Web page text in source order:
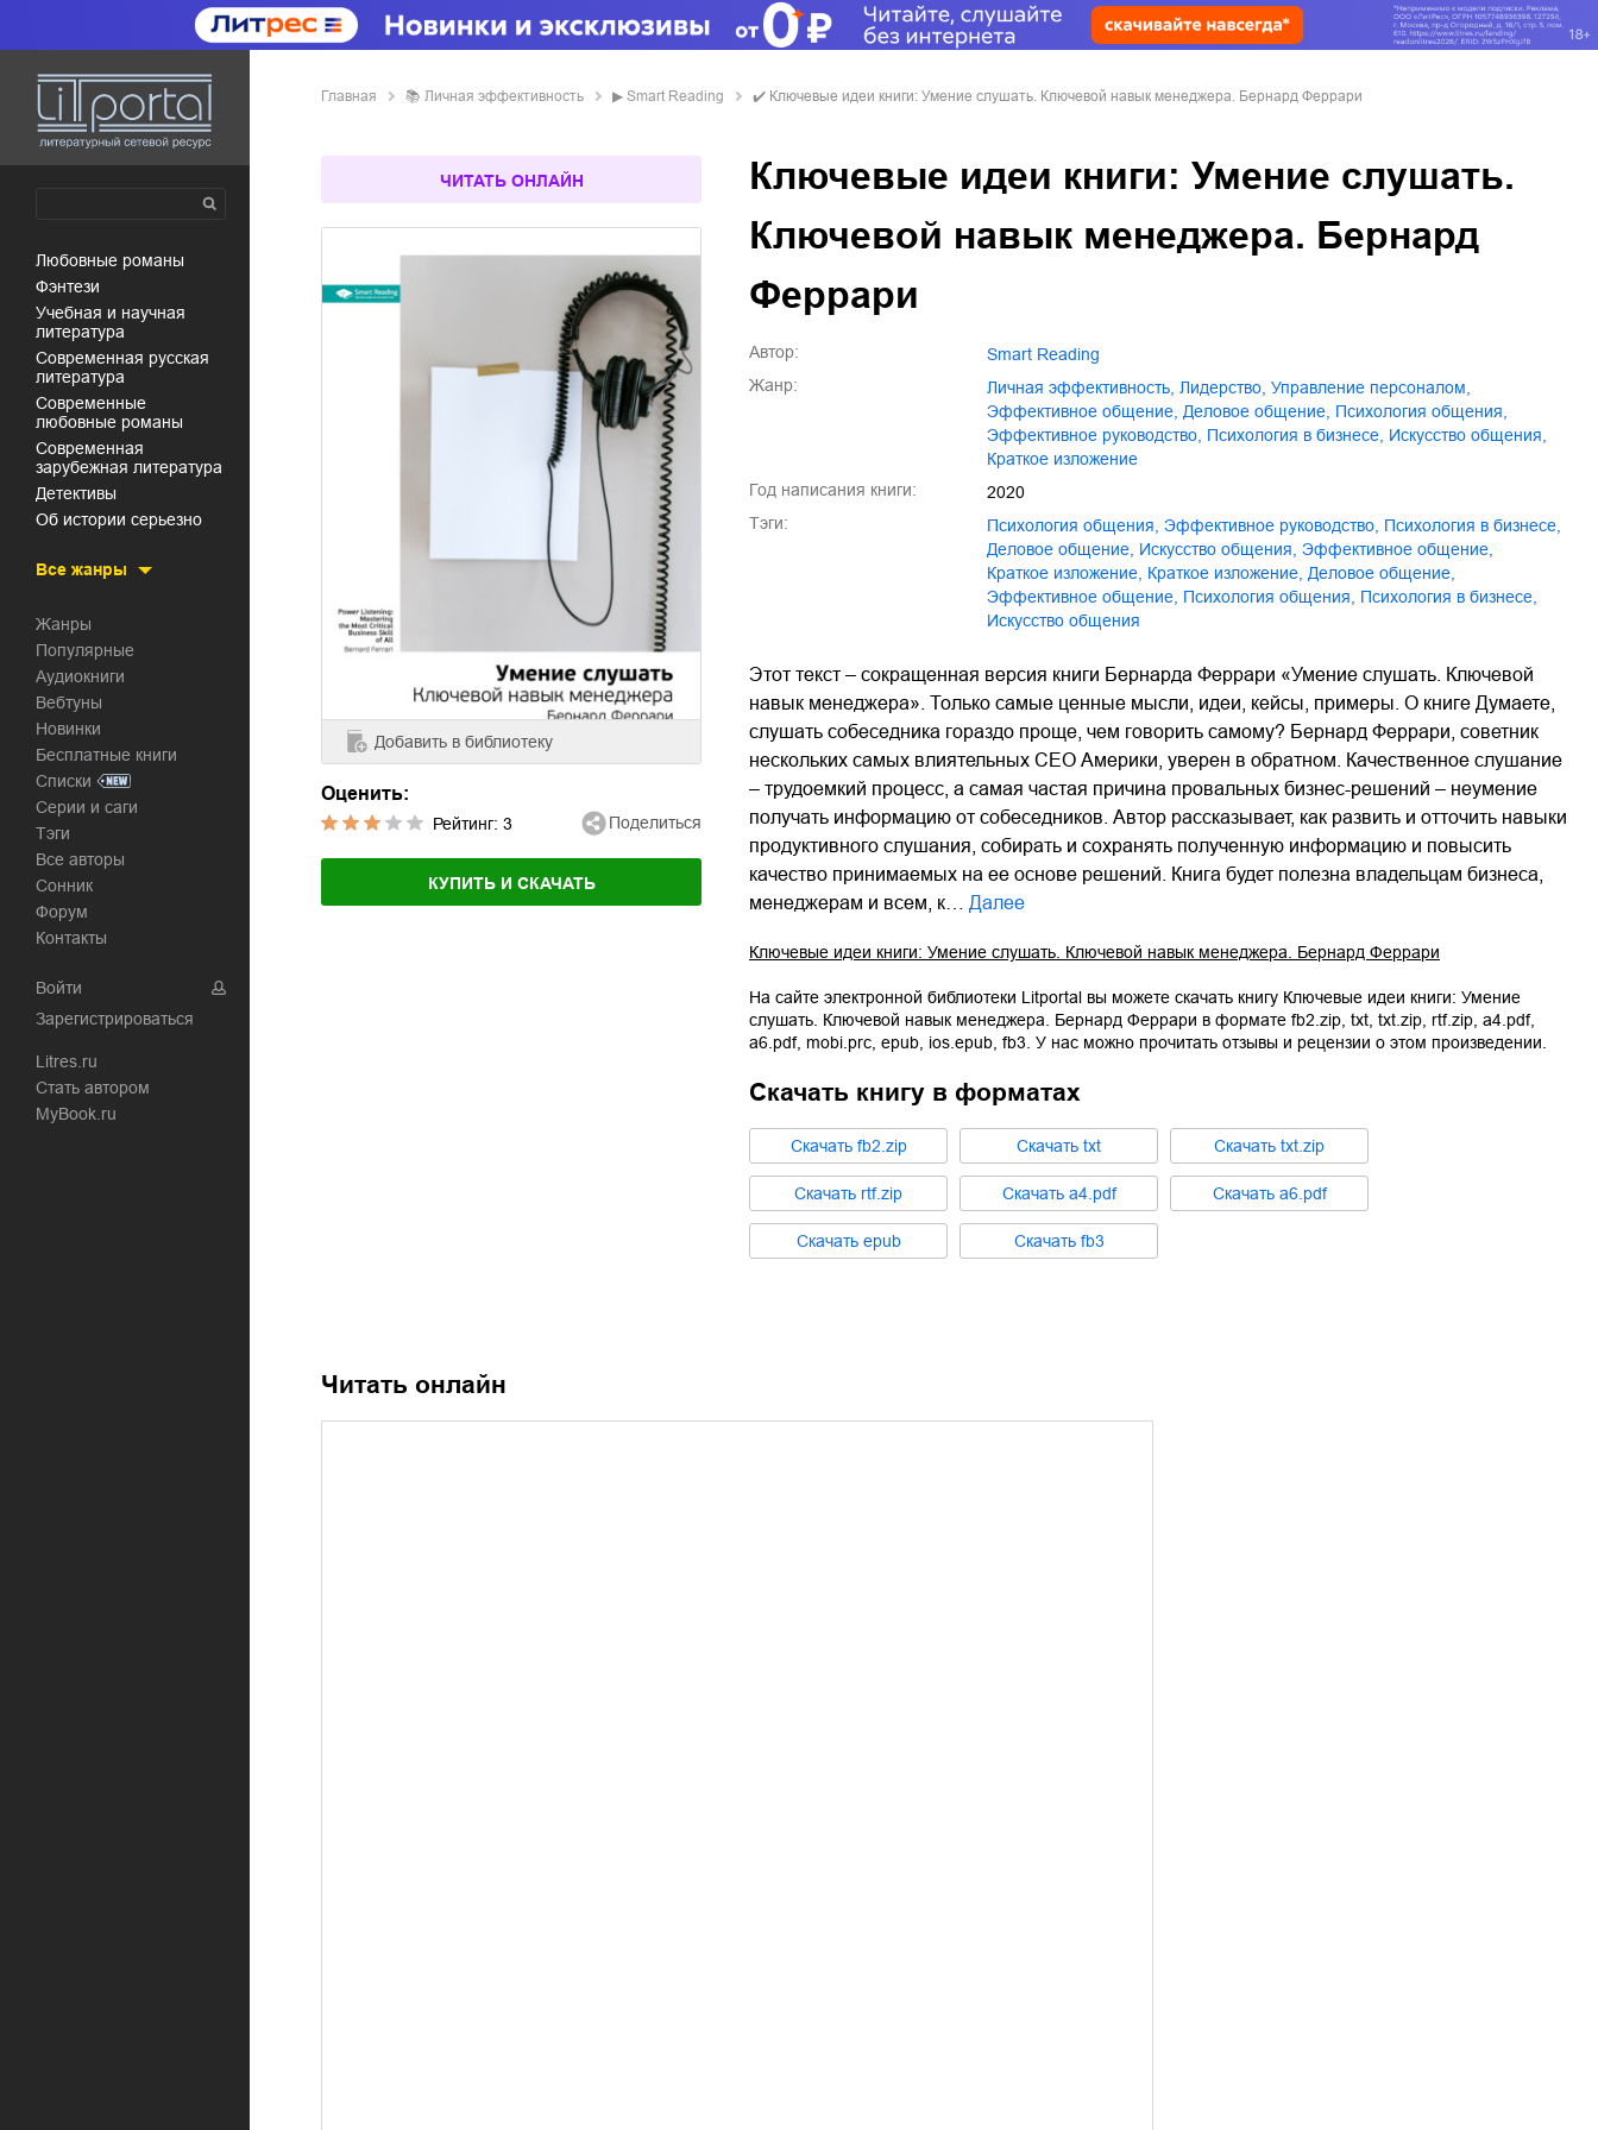
любовные романы
фэнтези
учебная и научная
литература
современная русская
литература
современные
любовные романы
современная
зарубежная литература
детективы
об истории серьезно
Все жанры
Жанры
Популярные
Аудиокниги
Вебтуны
Новинки
Бесплатные книги
Списки
Серии и саги
Тэги
Все авторы
Сонник
Форум
Контакты
Войти
Зарегистрироваться
Litres.ru
Стать автором
MyBook.ru
Главная 📚 личная эффективность ▶ Smart Reading ✔️ Ключевые идеи книги: Умение слушать. Ключевой навык менеджера. Бернард Феррари
ЧИТАТЬ ОНЛАЙН
Добавить в библиотеку
Оценить:
Рейтинг: 3 Поделиться
КУПИТЬ И СКАЧАТЬ
Ключевые идеи книги: Умение слушать.
Ключевой навык менеджера. Бернард
Феррари
Автор:
Smart Reading
Жанр:
личная эффективность лидерство управление персоналом
эффективное общение
деловое общение психология общения
эффективное руководство
психология в бизнесе искусство общения
краткое изложение
Год написания книги:
2020
Тэги:
психология общения эффективное руководство психология в бизнесе
деловое общение
искусство общения эффективное общение
краткое изложение
Краткое изложение Деловое общение
Эффективное общение
Психология общения Психология в бизнесе
Искусство общения
Этот текст – сокращенная версия книги Бернарда Феррари «Умение слушать. Ключевой
навык менеджера». Только самые ценные мысли, идеи, кейсы, примеры. О книге Думаете,
слушать собеседника гораздо проще, чем говорить самому? Бернард Феррари, советник
нескольких самых влиятельных СЕО Америки, уверен в обратном. Качественное слушание
– трудоемкий процесс, а самая частая причина провальных бизнес-решений – неумение
получать информацию от собеседников. Автор рассказывает, как развить и отточить навыки
продуктивного слушания, собирать и сохранять полученную информацию и повысить
качество принимаемых на ее основе решений. Книга будет полезна владельцам бизнеса,
менеджерам и всем, к…
Далее
Ключевые идеи книги: Умение слушать. Ключевой навык менеджера. Бернард Феррари
На сайте электронной библиотеки Litportal вы можете скачать книгу Ключевые идеи книги: Умение
слушать. Ключевой навык менеджера. Бернард Феррари в формате fb2.zip txt txt.zip rtf.zip a4.pdf,
a6.pdf, mobi.prc epub ios.epub fb3 . У нас можно прочитать отзывы и рецензии о этом произведении.
Скачать книгу в форматах
Cкачать fb2.zip Cкачать txt Cкачать txt.zip
Cкачать rtf.zip Cкачать a4.pdf Cкачать a6.pdf
Cкачать epub Cкачать fb3
Читать онлайн